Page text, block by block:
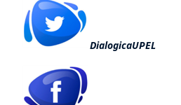
DialogicaUPEL